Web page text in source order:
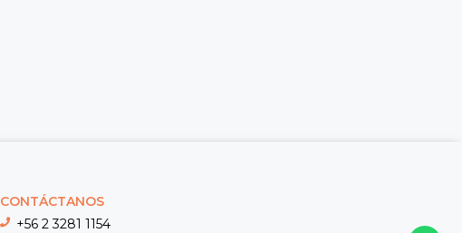
CONTÁCTANOS
+56 2 3281 1154